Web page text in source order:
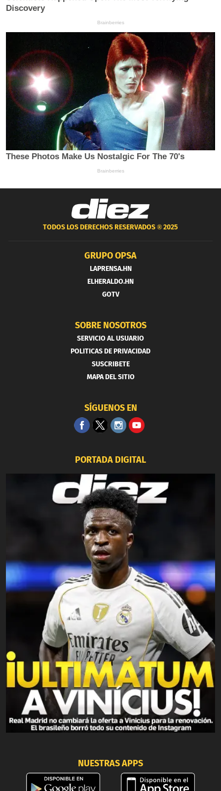
TODOS LOS DERECHOS RESERVADOS ®2025
GRUPO OPSA
LAPRENSA.HN
ELHERALDO.HN
GOTV
SOBRE NOSOTROS
SERVICIO AL USUARIO
POLITICAS DE PRIVACIDAD
SUSCRIBETE
MAPA DEL SITIO
SÍGUENOS EN
PORTADA DIGITAL
NUESTRAS APPS